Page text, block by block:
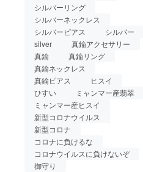
シルバーリング
シルバーネックレス
シルバーピアス
シルバー
silver
真鍮アクセサリー
真鍮
真鍮リング
真鍮ネックレス
真鍮ピアス
ヒスイ
ひすい
ミャンマー産翡翠
ミャンマー産ヒスイ
新型コロナウイルス
新型コロナ
コロナに負けるな
コロナウイルスに負けないぞ
御守り